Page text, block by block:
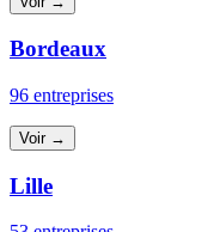
Bordeaux
96 entreprises
Voir →
Lille